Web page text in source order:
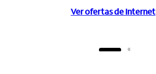
Ver ofertas de Internet